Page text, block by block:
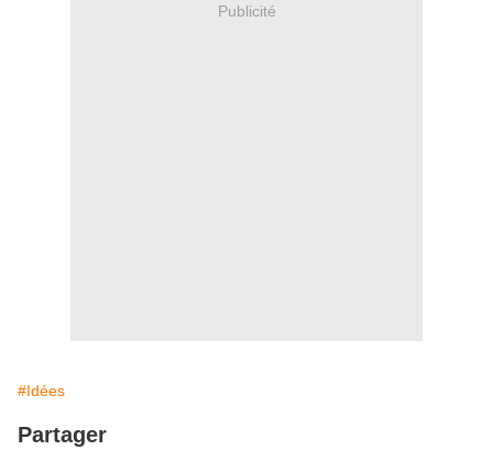
Publicité
#Idées
Partager